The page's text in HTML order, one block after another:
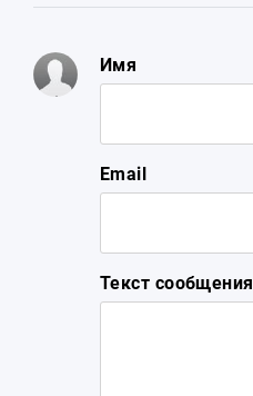
Имя
Email
Текст сообщения